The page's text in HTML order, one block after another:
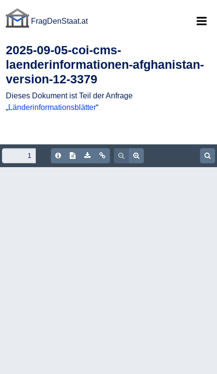
FragDenStaat.at
2025-09-05-coi-cms-
laenderinformationen-afghanistan-
version-12-3379
Dieses Dokument ist Teil der Anfrage
„Länderinformationsblätter“
Document Info
Show/hide Text
Download PDF
Copy document URL
Zoom out